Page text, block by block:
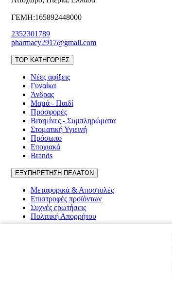
ΓΕΜΗ:165892448000
2352301789
pharmacy2917@gmail.com
TOP ΚΑΤΗΓΟΡΙΕΣ
Νέες αφίξεις
Γυναίκα
Άνδρας
Μαμά - Παιδί
Προσφορές
Βιταμίνες - Συμπληρώματα
Στοματική Υγιεινή
Πρόσωπο
Εποχιακά
Brands
ΕΞΥΠΗΡΕΤΗΣΗ ΠΕΛΑΤΩΝ
Μεταφορικά & Αποστολές
Επιστροφές προϊόντων
Συχνές ερωτήσεις
Πολιτική Απορρήτου